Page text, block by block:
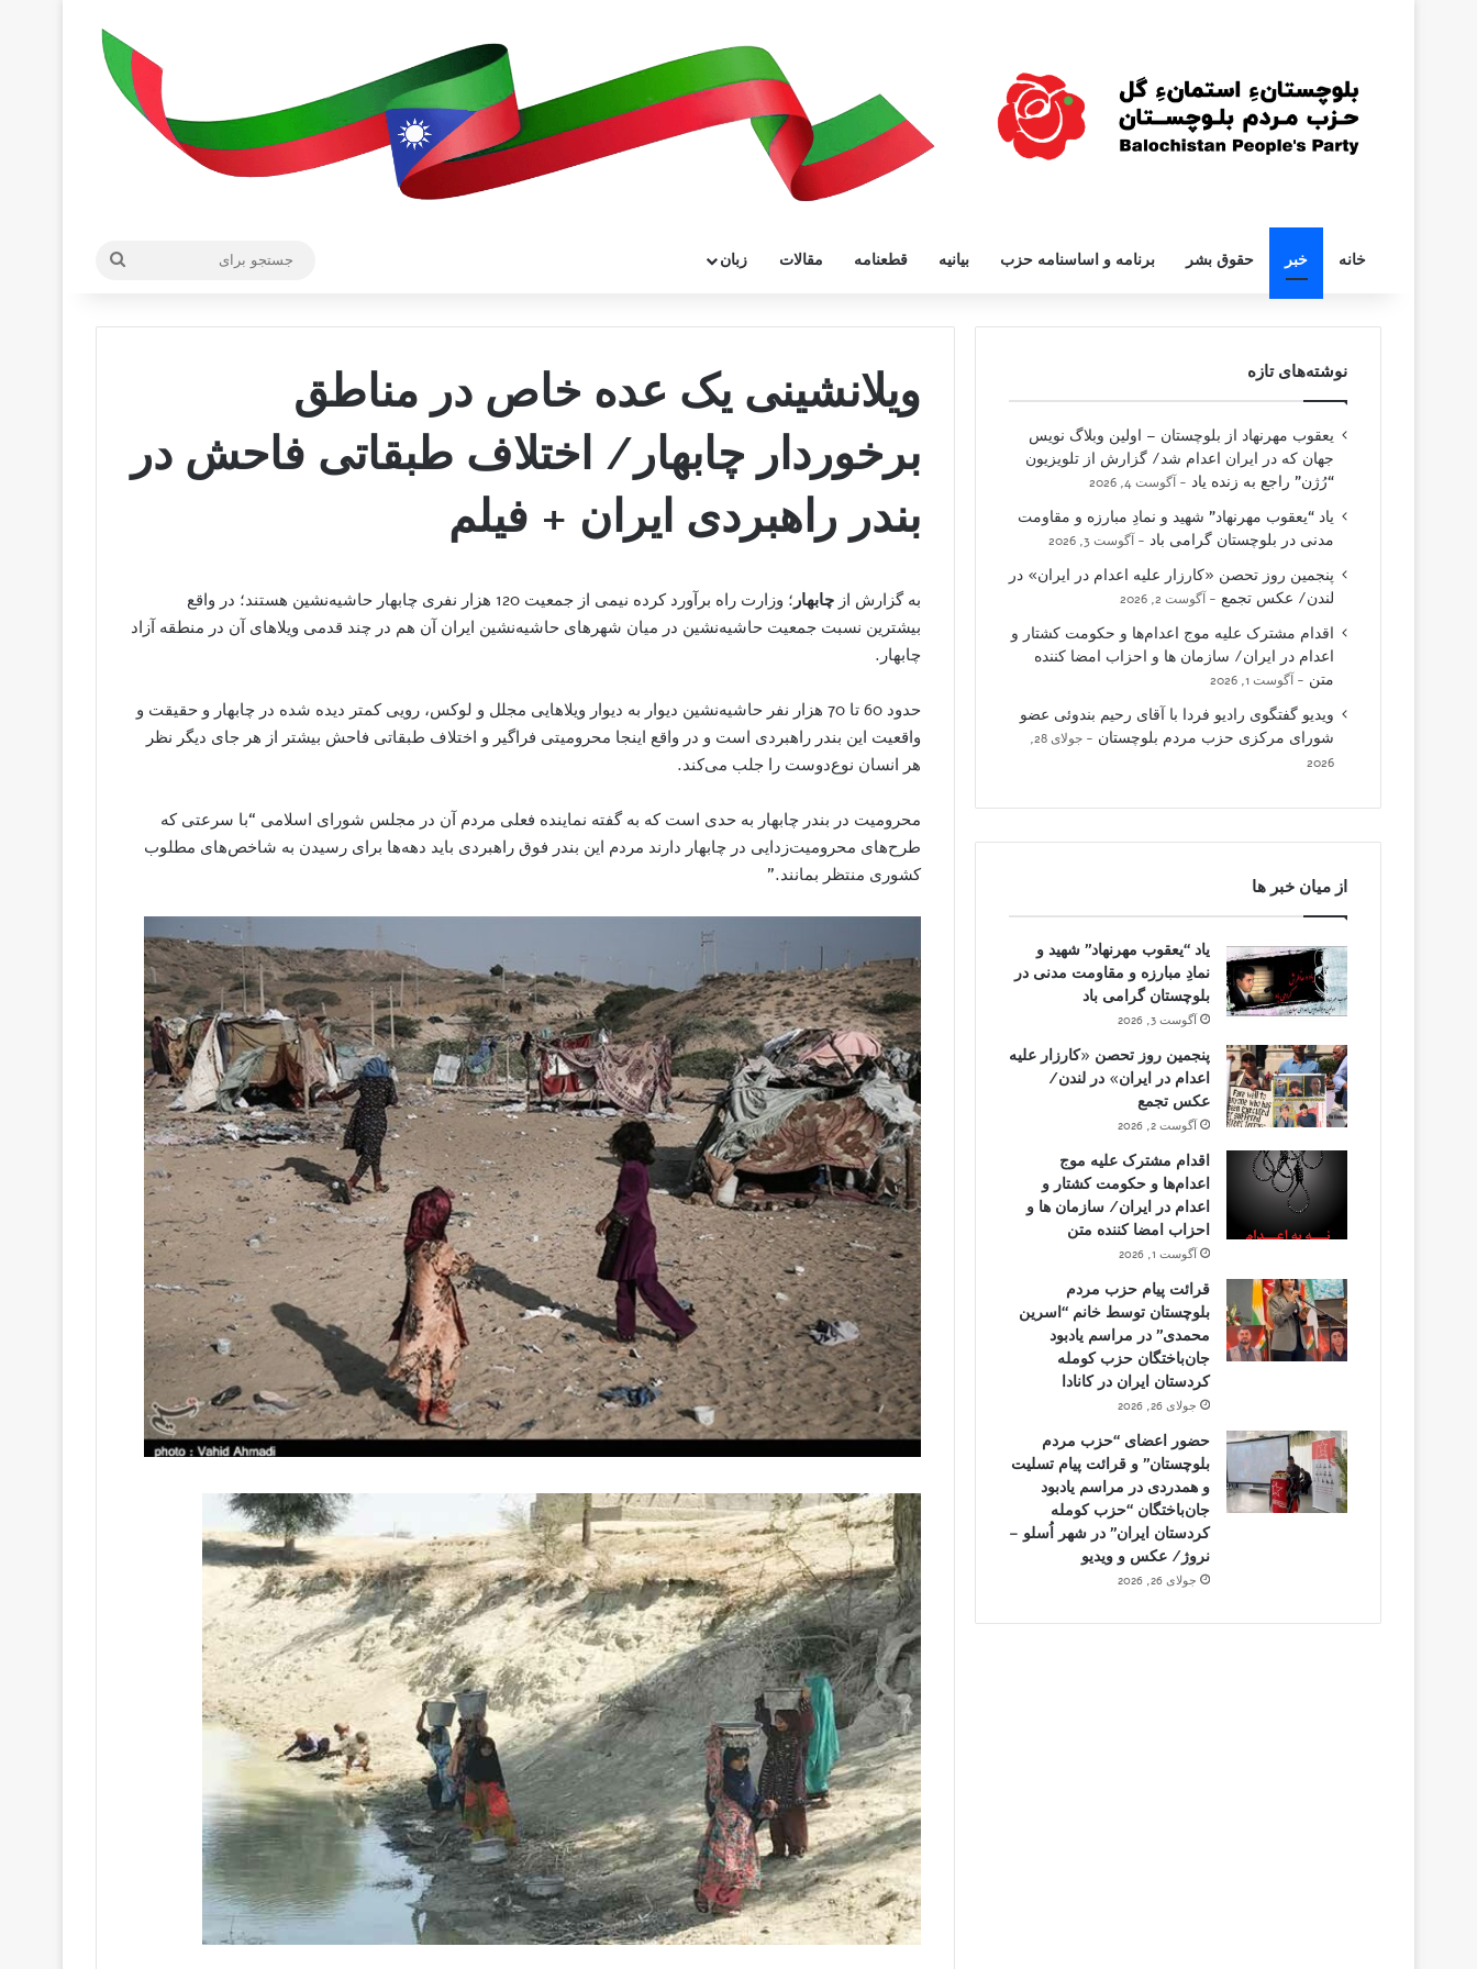
خانه خبر حقوق بشر برنامه و اساسنامه حزب بیانیه قطعنامه مقالات زبان
ویلانشینی یک عده خاص در مناطق
برخوردار چابهار/ اختلاف طبقاتی فاحش در
بندر راهبردی ایران + فیلم
به گزارش از چابهار
؛ وزارت راه برآورد کرده نیمی از جمعیت 120 هزار نفری چابهار حاشیه‌نشین هستند؛ در واقع
بیشترین نسبت جمعیت حاشیه‌نشین در میان شهرهای حاشیه‌نشین ایران آن هم در چند قدمی ویلاهای آن در منطقه آزاد
چابهار.
حدود 60 تا 70 هزار نفر حاشیه‌نشین دیوار به دیوار ویلاهایی مجلل و لوکس، رویی کمتر دیده شده در چابهار و حقیقت و
واقعیت این بندر راهبردی است و در واقع اینجا محرومیتی فراگیر و اختلاف طبقاتی فاحش بیشتر از هر جای دیگر نظر
هر انسان نوع‌دوست را جلب می‌کند.
محرومیت در بندر چابهار به حدی است که به گفته نماینده فعلی مردم آن در مجلس شورای اسلامی “با سرعتی که
طرح‌های محرومیت‌‌زدایی در چابهار دارند مردم این بندر فوق راهبردی باید دهه‌ها برای رسیدن به شاخص‌های مطلوب
کشوری منتظر بمانند.”
نوشته‌های تازه
یعقوب مهرنهاد از بلوچستان – اولین وبلاگ نویس
جهان که در ایران اعدام شد/ گزارش از تلویزیون
“رُژن” راجع به زنده یاد
آگوست 4, 2026
یاد “یعقوب مهرنهاد” شهید و نمادِ مبارزه و مقاومت
مدنی در بلوچستان گرامی باد
آگوست 3, 2026
پنجمین روز تحصن «کارزار علیه اعدام در ایران» در
لندن/ عکس تجمع
آگوست 2, 2026
اقدام مشترک علیه موج اعدام‌ها و حکومت کشتار و
اعدام در ایران/ سازمان ها و احزاب امضا کننده
متن
آگوست 1, 2026
ویدیو گفتگوی رادیو فردا با آقای رحیم بندوئی عضو
شورای مرکزی حزب مردم بلوچستان
جولای 28,
2026
از میان خبر ها
یاد “یعقوب مهرنهاد” شهید و
نمادِ مبارزه و مقاومت مدنی در
بلوچستان گرامی باد
آگوست 3, 2026
پنجمین روز تحصن «کارزار علیه
اعدام در ایران» در لندن/
عکس تجمع
آگوست 2, 2026
اقدام مشترک علیه موج
اعدام‌ها و حکومت کشتار و
اعدام در ایران/ سازمان ها و
احزاب امضا کننده متن
آگوست 1, 2026
قرائت پیام حزب مردم
بلوچستان توسط خانم “اسرین
محمدی” در مراسم یادبود
جان‌باختگان حزب کومله
کردستان ایران در کانادا
جولای 26, 2026
حضور اعضای “حزب مردم
بلوچستان” و قرائت پیام تسلیت
و همدردی در مراسم یادبود
جان‌باختگان “حزب کومله
کردستان ایران” در شهر اُسلو –
نروژ/ عکس و ویدیو
جولای 26, 2026